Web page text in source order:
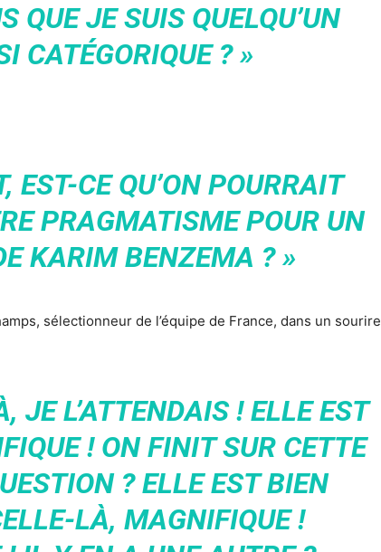
QUE JE SUIS QUELQU’UN
CATÉGORIQUE ? »
EST-CE QU’ON POURRAIT
PRAGMATISME POUR UN
KARIM BENZEMA ? »
sélectionneur de l’équipe de France, dans un sourire
JE L’ATTENDAIS ! ELLE EST
! ON FINIT SUR CETTE
? ELLE EST BIEN
LÀ, MAGNIFIQUE !